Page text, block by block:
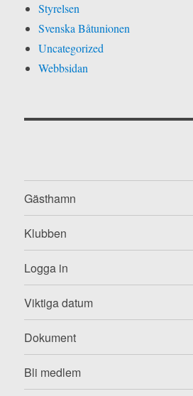
Styrelsen
Svenska Båtunionen
Uncategorized
Webbsidan
Gästhamn
Klubben
Logga in
Viktiga datum
Dokument
Bli medlem